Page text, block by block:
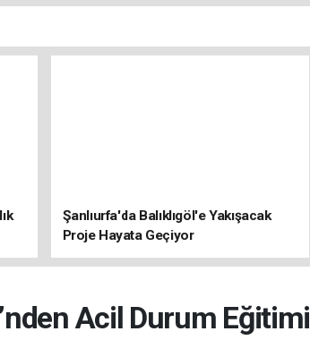
Şanlıurfa'da Balıklıgöl'e Yakışacak
Proje Hayata Geçiyor
Acil Durum Eğitimi